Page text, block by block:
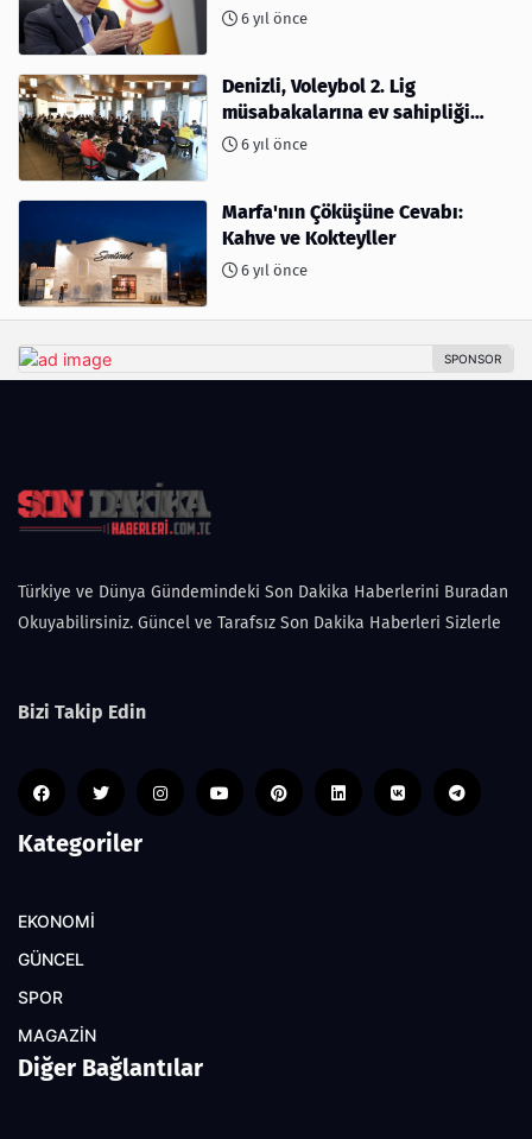
6 yıl önce
Denizli, Voleybol 2. Lig
müsabakalarına ev sahipliği
yapıyor
6 yıl önce
Marfa'nın Çöküşüne Cevabı:
Kahve ve Kokteyller
6 yıl önce
Türkiye ve Dünya Gündemindeki Son Dakika Haberlerini Buradan
Okuyabilirsiniz. Güncel ve Tarafsız Son Dakika Haberleri Sizlerle
Bizi Takip Edin
Kategoriler
EKONOMİ
GÜNCEL
SPOR
MAGAZİN
Diğer Bağlantılar